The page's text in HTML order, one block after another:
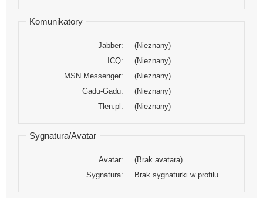
Komunikatory
Jabber:
(Nieznany)
ICQ:
(Nieznany)
MSN Messenger:
(Nieznany)
Gadu-Gadu:
(Nieznany)
Tlen.pl:
(Nieznany)
Sygnatura/Avatar
Avatar:
(Brak avatara)
Sygnatura:
Brak sygnaturki w profilu.